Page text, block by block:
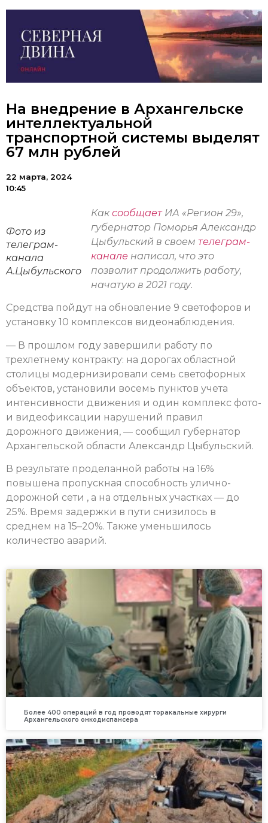
На внедрение в Архангельске
интеллектуальной
транспортной системы выделят
67 млн рублей
22 марта, 2024
10:45
Фото из
телеграм-
канала
А.Цыбульского
Каксообщает ИА «Регион 29»,
губернатор Поморья Александр
Цыбульский в своем телеграм-
канале написал, что это
позволит продолжить работу,
начатую в 2021 году.
Средства пойдут на обновление 9 светофоров и
установку 10 комплексов видеонаблюдения.
— В прошлом году завершили работу по
трехлетнему контракту: на дорогах областной
столицы модернизировали семь светофорных
объектов, установили восемь пунктов учета
интенсивности движения и один комплекс фото-
и видеофиксации нарушений правил
дорожного движения, — сообщил губернатор
Архангельской области Александр Цыбульский.
В результате проделанной работы на 16%
повышена пропускная способность улично-
дорожной сети , а на отдельных участках — до
25%. Время задержки в пути снизилось в
среднем на 15–20%. Также уменьшилось
количество аварий.
Более 400 операций в год проводят торакальные хирурги
Архангельского онкодиспансера